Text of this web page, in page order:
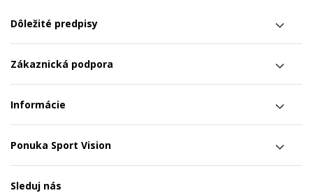
Dôležité predpisy
Zákaznická podpora
Informácie
Ponuka Sport Vision
Sleduj nás